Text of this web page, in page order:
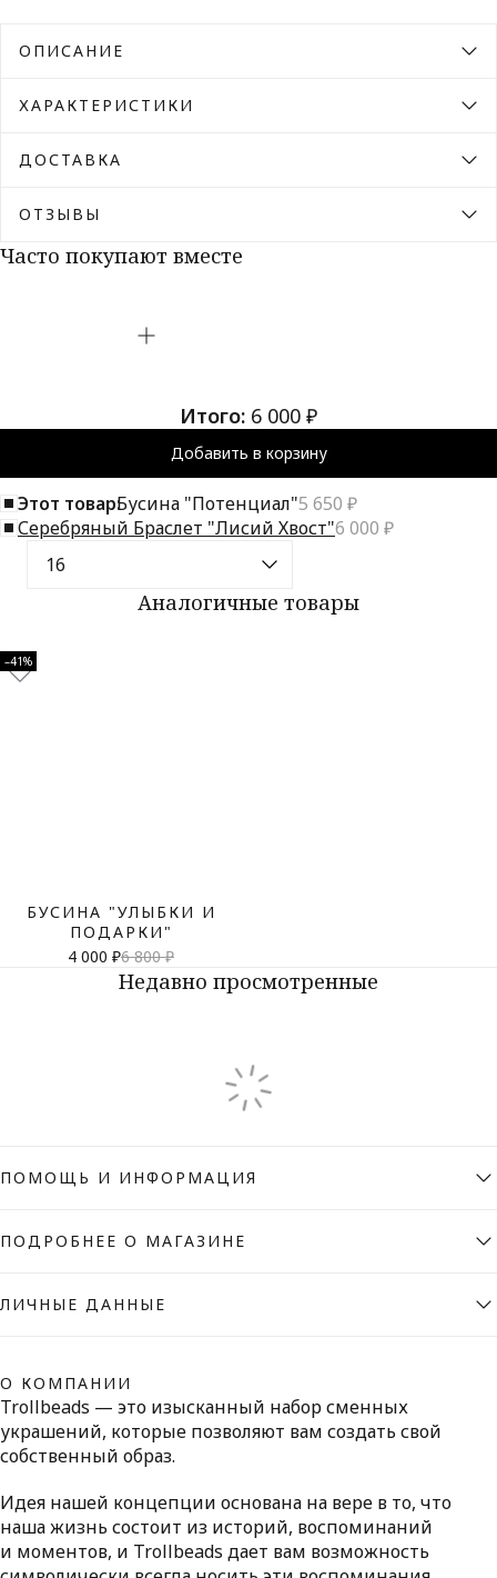
ОПИСАНИЕ
ХАРАКТЕРИСТИКИ
ДОСТАВКА
ОТЗЫВЫ
Часто покупают вместе
Итого: 6 000 ₽
Добавить в корзину
Этот товар:Бусина "Потенциал"5 650 ₽
Серебряный Браслет "Лисий Хвост"6 000 ₽
Аналогичные товары
–41%
БУСИНА "УЛЫБКИ И
ПОДАРКИ"
4 000 ₽6 800 ₽
Недавно просмотренные
ПОМОЩЬ И ИНФОРМАЦИЯ
ПОДРОБНЕЕ О МАГАЗИНЕ
ЛИЧНЫЕ ДАННЫЕ
О КОМПАНИИ
Trollbeads — это изысканный набор сменных
украшений, которые позволяют вам создать свой
собственный образ.
Идея нашей концепции основана на вере в то, что
наша жизнь состоит из историй, воспоминаний
и моментов, и Trollbeads дает вам возможность